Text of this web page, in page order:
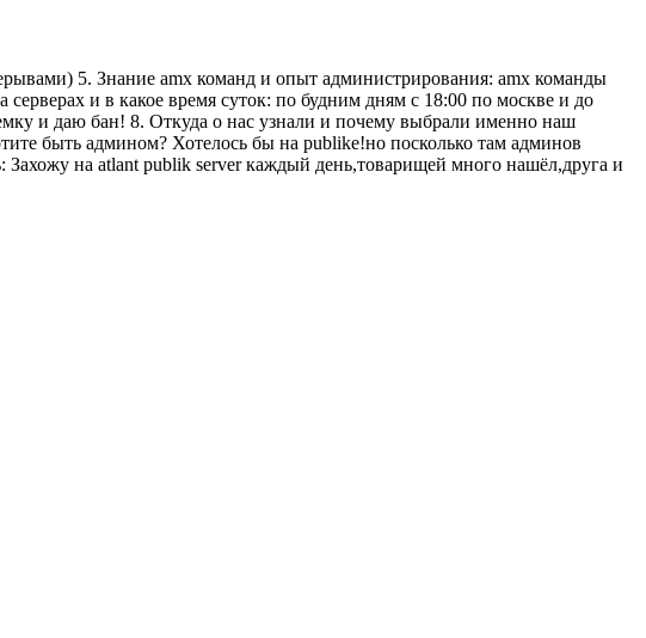
5. Знание amx команд и опыт администрирования: amx команды
и в какое время суток: по будним дням с 18:00 по москве и до
и даю бан! 8. Откуда о нас узнали и почему выбрали именно наш
быть админом? Хотелось бы на publike!но посколько там админов
на atlant publik server каждый день,товарищей много нашёл,друга и